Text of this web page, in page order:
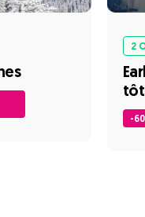
2
-